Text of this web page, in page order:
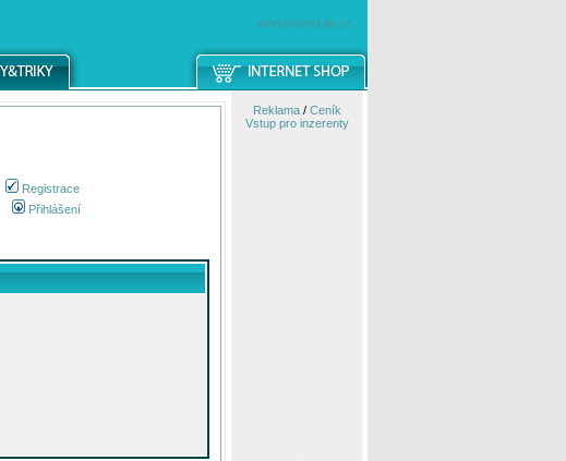
windowsmobile.cz
Registrace
Přihlášení
Reklama/ Ceník
Vstup pro inzerenty